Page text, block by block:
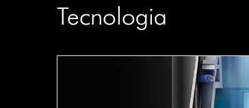
Tecnologia